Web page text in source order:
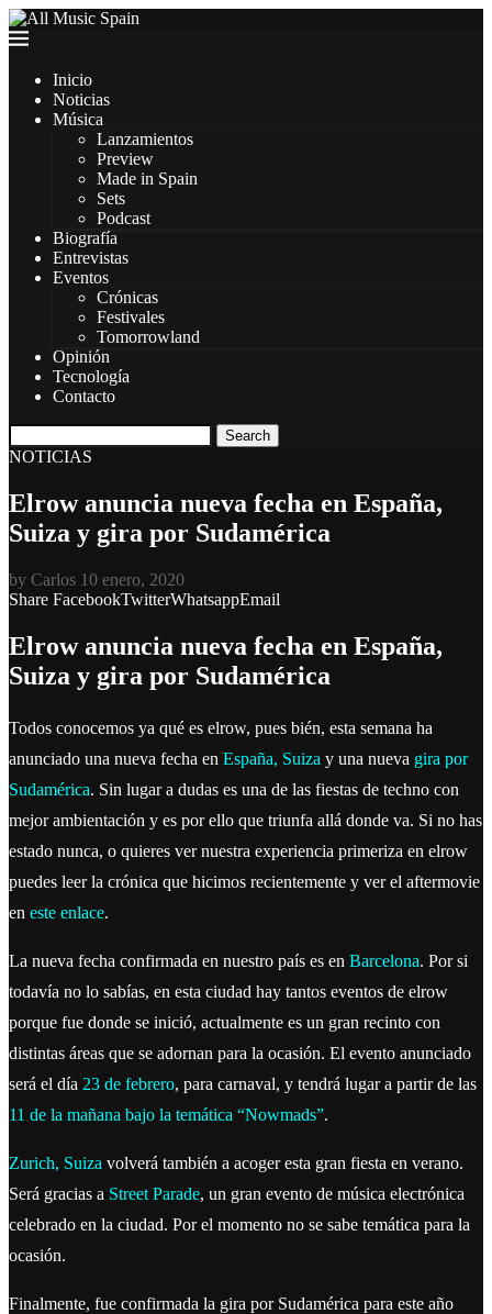
Inicio
Noticias
Música
Lanzamientos
Preview
Made in Spain
Sets
Podcast
Biografía
Entrevistas
Eventos
Crónicas
Festivales
Tomorrowland
Opinión
Tecnología
Contacto
Search
NOTICIAS
Elrow anuncia nueva fecha en España,
Suiza y gira por Sudamérica
by Carlos 10 enero, 2020
Share FacebookTwitterWhatsappEmail
Elrow anuncia nueva fecha en España,
Suiza y gira por Sudamérica
Todos conocemos ya qué es elrow, pues bién, esta semana ha
anunciado una nueva fecha en España, Suiza y una nueva gira por
Sudamérica. Sin lugar a dudas es una de las fiestas de techno con
mejor ambientación y es por ello que triunfa allá donde va. Si no has
estado nunca, o quieres ver nuestra experiencia primeriza en elrow
puedes leer la crónica que hicimos recientemente y ver el aftermovie
en este enlace.
La nueva fecha confirmada en nuestro país es en Barcelona. Por si
todavía no lo sabías, en esta ciudad hay tantos eventos de elrow
porque fue donde se inició, actualmente es un gran recinto con
distintas áreas que se adornan para la ocasión. El evento anunciado
será el día 23 de febrero, para carnaval, y tendrá lugar a partir de las
11 de la mañana bajo la temática “Nowmads”.
Zurich, Suiza volverá también a acoger esta gran fiesta en verano.
Será gracias a Street Parade, un gran evento de música electrónica
celebrado en la ciudad. Por el momento no se sabe temática para la
ocasión.
Finalmente, fue confirmada la gira por Sudamérica para este año